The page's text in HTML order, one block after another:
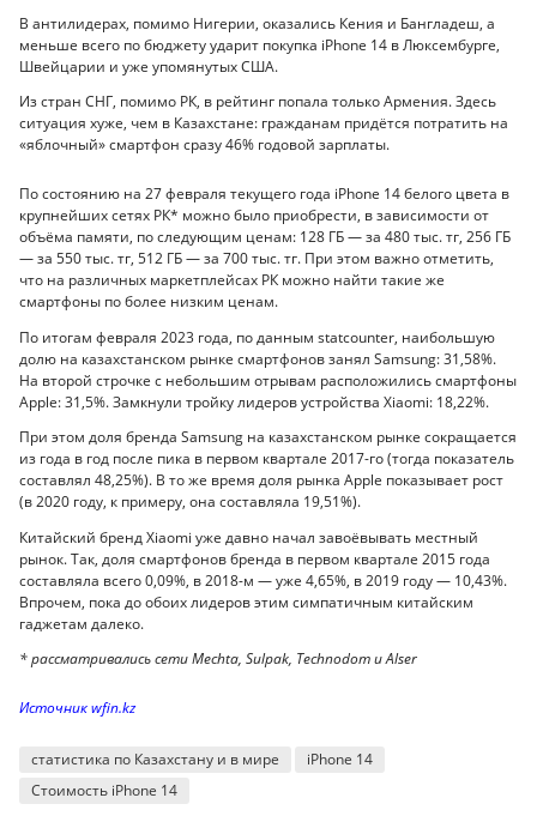
В антилидерах, помимо Нигерии, оказались Кения и Бангладеш, а
меньше всего по бюджету ударит покупка iPhone 14 в Люксембурге,
Швейцарии и уже упомянутых США.
Из стран СНГ, помимо РК, в рейтинг попала только Армения. Здесь
ситуация хуже, чем в Казахстане: гражданам придётся потратить на
«яблочный» смартфон сразу 46% годовой зарплаты.
По состоянию на 27 февраля текущего года iPhone 14 белого цвета в
крупнейших сетях РК* можно было приобрести, в зависимости от
объёма памяти, по следующим ценам: 128 ГБ — за 480 тыс. тг, 256 ГБ
— за 550 тыс. тг, 512 ГБ — за 700 тыс. тг. При этом важно отметить,
что на различных маркетплейсах РК можно найти такие же
смартфоны по более низким ценам.
По итогам февраля 2023 года, по данным statcounter, наибольшую
долю на казахстанском рынке смартфонов занял Samsung: 31,58%.
На второй строчке с небольшим отрывам расположились смартфоны
Apple: 31,5%. Замкнули тройку лидеров устройства Xiaomi: 18,22%.
При этом доля бренда Samsung на казахстанском рынке сокращается
из года в год после пика в первом квартале 2017-го (тогда показатель
составлял 48,25%). В то же время доля рынка Apple показывает рост
(в 2020 году, к примеру, она составляла 19,51%).
Китайский бренд Xiaomi уже давно начал завоёвывать местный
рынок. Так, доля смартфонов бренда в первом квартале 2015 года
составляла всего 0,09%, в 2018-м — уже 4,65%, в 2019 году — 10,43%.
Впрочем, пока до обоих лидеров этим симпатичным китайским
гаджетам далеко.
* рассматривались сети Mechta, Sulpak, Technodom и Аlser
Источник wfin.kz
статистика по Казахстану и в мире
iPhone 14
Стоимость iPhone 14